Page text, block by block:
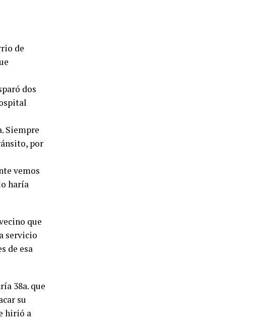
de
dos
Siempre
por
vemos
haría
que
servicio
de esa
38a. que
su
hirió a